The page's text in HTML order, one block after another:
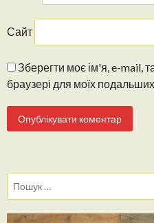
Сайт
Зберегти моє ім'я, e-mail,
браузері для моїх